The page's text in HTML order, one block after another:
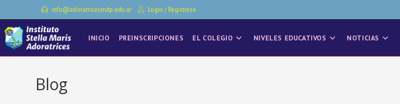
al
contenido
info@adoratricesmdp.edu.ar Login / Registrese
INICIO PREINSCRIPCIONES EL COLEGIO NIVELES EDUCATIVOS NOTICIAS
Blog